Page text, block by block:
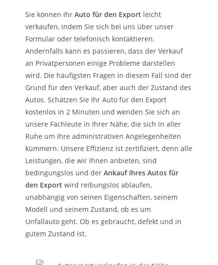
Sie können IhrAuto für den Export leicht
verkaufen, indem Sie sich bei uns über unser
Formular oder telefonisch kontaktieren.
Andernfalls kann es passieren, dass der Verkauf
an Privatpersonen einige Probleme darstellen
wird. Die häufigsten Fragen in diesem Fall sind der
Grund für den Verkauf, aber auch der Zustand des
Autos. Schätzen Sie Ihr Auto für den Export
kostenlos in 2 Minuten und wenden Sie sich an
unsere Fachleute in Ihrer Nähe, die sich in aller
Ruhe um Ihre administrativen Angelegenheiten
kümmern. Unsere Effizienz ist zertifiziert, denn alle
Leistungen, die wir Ihnen anbieten, sind
bedingungslos und derAnkauf Ihres Autos für
den Export wird reibungslos ablaufen,
unabhängig von seinen Eigenschaften, seinem
Modell und seinem Zustand, ob es um
Unfallauto geht. Ob es gebraucht, defekt und in
gutem Zustand ist.